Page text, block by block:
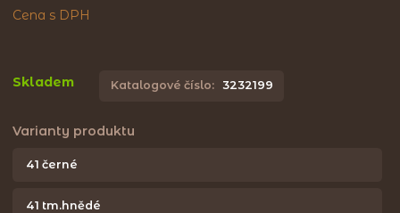
Cena s DPH
Skladem Katalogové číslo: 3232199
Varianty produktu
41 černé
41 tm.hnědé